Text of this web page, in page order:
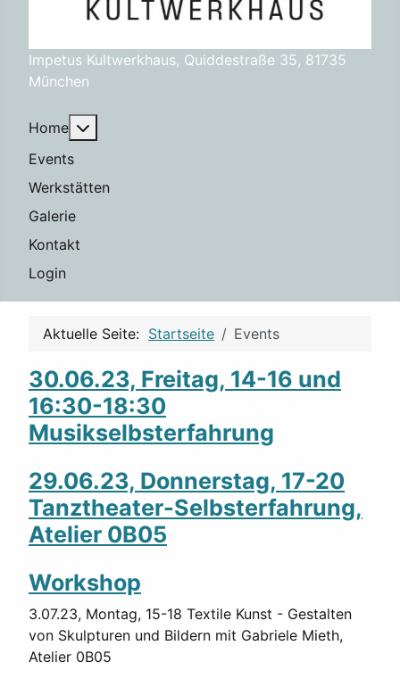
Impetus Kultwerkhaus, Quiddestraße 35, 81735
München
Home
Events
Werkstätten
Galerie
Kontakt
Login
Aktuelle Seite: Startseite Events
30.06.23, Freitag, 14-16 und
16:30-18:30
Musikselbsterfahrung
29.06.23, Donnerstag, 17-20
Tanztheater-Selbsterfahrung,
Atelier 0B05
Workshop
3.07.23, Montag, 15-18 Textile Kunst - Gestalten
von Skulpturen und Bildern mit Gabriele Mieth,
Atelier 0B05